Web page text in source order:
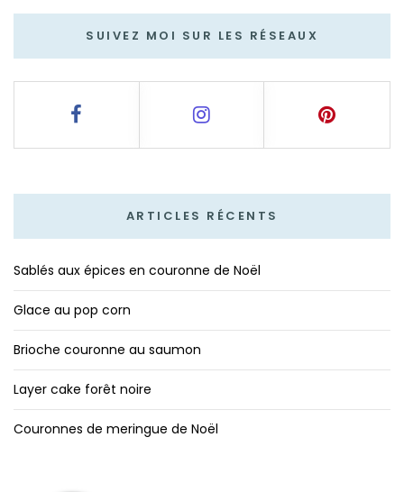
SUIVEZ MOI SUR LES RÉSEAUX
ARTICLES RÉCENTS
Sablés aux épices en couronne de Noël
Glace au pop corn
Brioche couronne au saumon
Layer cake forêt noire
Couronnes de meringue de Noël